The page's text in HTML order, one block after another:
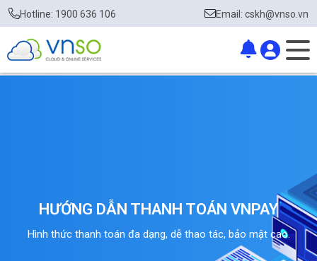
Hotline: 1900 636 106 Email: cskh@vnso.vn
HƯỚNG DẪN THANH TOÁN VNPAY
Hình thức thanh toán đa dạng, dễ thao tác, bảo mật cao.